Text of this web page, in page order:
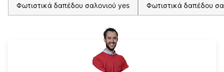
Φωτιστικά δαπέδου σαλονιού yes Φωτιστικά δαπέδου